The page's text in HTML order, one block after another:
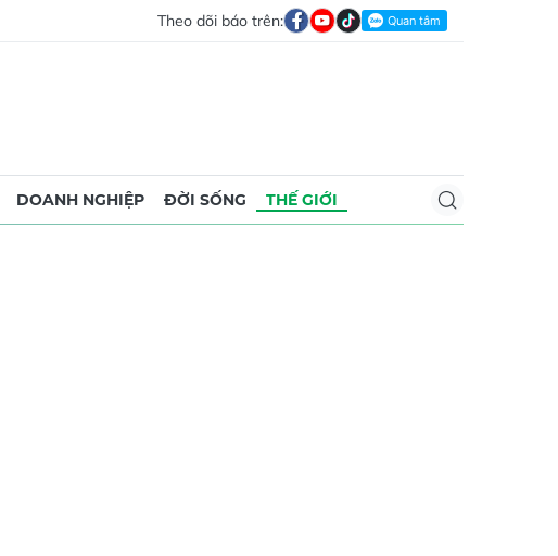
Theo dõi báo trên:
DOANH NGHIỆP ĐỜI SỐNG THẾ GIỚI